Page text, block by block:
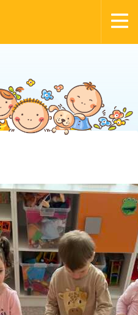
Aktivity pre deti
Fotogaléria
Naša škola
Prijímanie detí
Dokumenty
Krúžková činnosť
Zverejňovanie
Školská jedáleň
Jedálny lístok